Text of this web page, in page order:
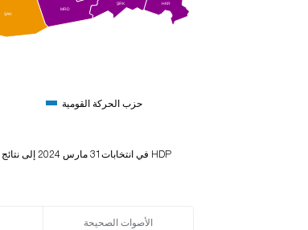
HKR
MRD
ŞAN
ŞRK
حزب الحركة القومية
الأصوات الصحيحة